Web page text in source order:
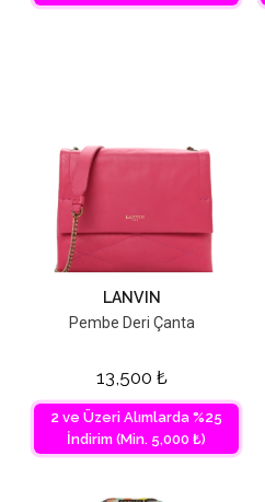
LANVIN
Pembe Deri Çanta
13,500 ₺
2 ve Üzeri Alımlarda %25
İndirim (Min. 5,000 ₺)